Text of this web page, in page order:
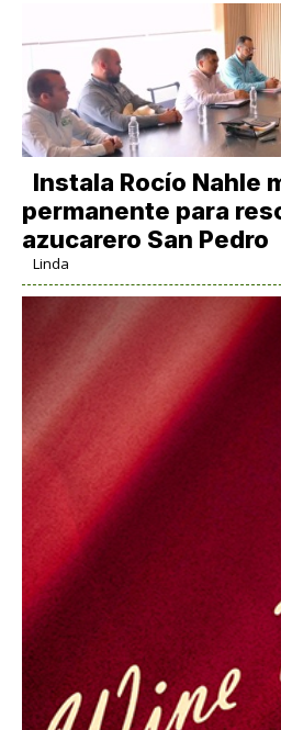
Instala Rocío Nahle
permanente para
azucarero San Pedro
Linda